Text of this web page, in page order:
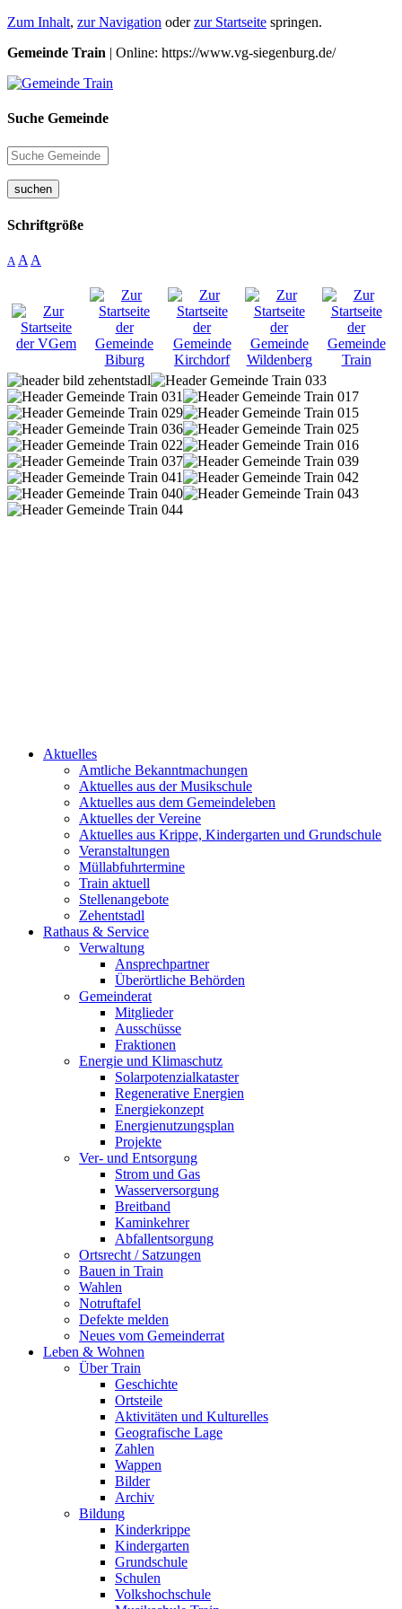
Zum Inhalt, zur Navigation oderzur Startseite springen.
Gemeinde Train | Online: https://www.vg-siegenburg.de/
Suche Gemeinde
suchen
Schriftgröße
A A A
Aktuelles
Amtliche Bekanntmachungen
Aktuelles aus der Musikschule
Aktuelles aus dem Gemeindeleben
Aktuelles der Vereine
Aktuelles aus Krippe, Kindergarten und Grundschule
Veranstaltungen
Müllabfuhrtermine
Train aktuell
Stellenangebote
Zehentstadl
Rathaus & Service
Verwaltung
Ansprechpartner
Überörtliche Behörden
Gemeinderat
Mitglieder
Ausschüsse
Fraktionen
Energie und Klimaschutz
Solarpotenzialkataster
Regenerative Energien
Energiekonzept
Energienutzungsplan
Projekte
Ver- und Entsorgung
Strom und Gas
Wasserversorgung
Breitband
Kaminkehrer
Abfallentsorgung
Ortsrecht / Satzungen
Bauen in Train
Wahlen
Notruftafel
Defekte melden
Neues vom Gemeinderrat
Leben & Wohnen
Über Train
Geschichte
Ortsteile
Aktivitäten und Kulturelles
Geografische Lage
Zahlen
Wappen
Bilder
Archiv
Bildung
Kinderkrippe
Kindergarten
Grundschule
Schulen
Volkshochschule